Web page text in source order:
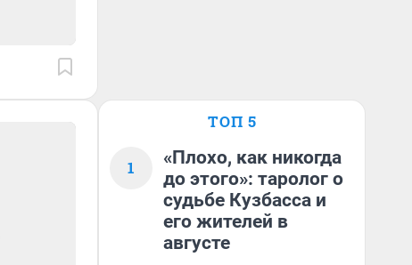
ТОП 5
1
«Плохо, как никогда
до этого»: таролог о
судьбе Кузбасса и
его жителей в
августе